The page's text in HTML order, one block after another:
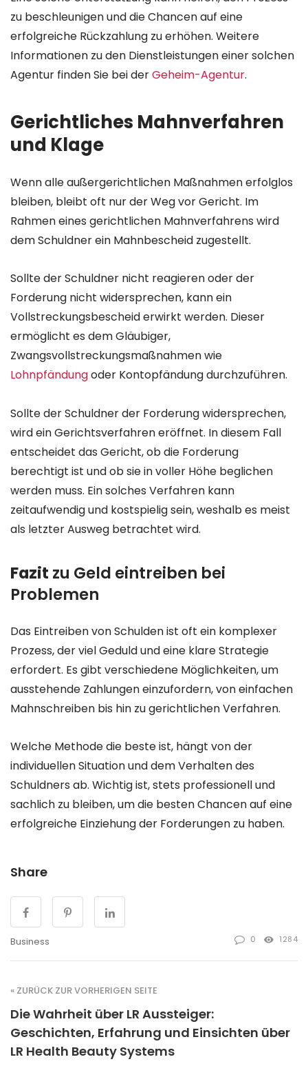
zu beschleunigen und die Chancen auf eine
erfolgreiche Rückzahlung zu erhöhen. Weitere
Informationen zu den Dienstleistungen einer solchen
Agentur finden Sie bei derGeheim-Agentur.
Gerichtliches Mahnverfahren
und Klage
Wenn alle außergerichtlichen Maßnahmen erfolglos
bleiben, bleibt oft nur der Weg vor Gericht. Im
Rahmen eines gerichtlichen Mahnverfahrens wird
dem Schuldner ein Mahnbescheid zugestellt.
Sollte der Schuldner nicht reagieren oder der
Forderung nicht widersprechen, kann ein
Vollstreckungsbescheid erwirkt werden. Dieser
ermöglicht es dem Gläubiger,
Zwangsvollstreckungsmaßnahmen wie
Lohnpfändungoder Kontopfändung durchzuführen.
Sollte der Schuldner der Forderung widersprechen,
wird ein Gerichtsverfahren eröffnet. In diesem Fall
entscheidet das Gericht, ob die Forderung
berechtigt ist und ob sie in voller Höhe beglichen
werden muss. Ein solches Verfahren kann
zeitaufwendig und kostspielig sein, weshalb es meist
als letzter Ausweg betrachtet wird.
Fazit zu Geld eintreiben bei
Problemen
Das Eintreiben von Schulden ist oft ein komplexer
Prozess, der viel Geduld und eine klare Strategie
erfordert. Es gibt verschiedene Möglichkeiten, um
ausstehende Zahlungen einzufordern, von einfachen
Mahnschreiben bis hin zu gerichtlichen Verfahren.
Welche Methode die beste ist, hängt von der
individuellen Situation und dem Verhalten des
Schuldners ab. Wichtig ist, stets professionell und
sachlich zu bleiben, um die besten Chancen auf eine
erfolgreiche Einziehung der Forderungen zu haben.
Share
Business 0 1284
« ZURÜCK ZUR VORHERIGEN SEITE
Die Wahrheit über LR Aussteiger:
Geschichten, Erfahrung und Einsichten über
LR Health Beauty Systems